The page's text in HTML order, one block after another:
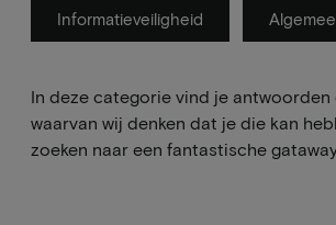
Informatieveiligheid
In deze categorie vind je antwoorden
waarvan wij denken dat je die kan
zoeken naar een fantastische